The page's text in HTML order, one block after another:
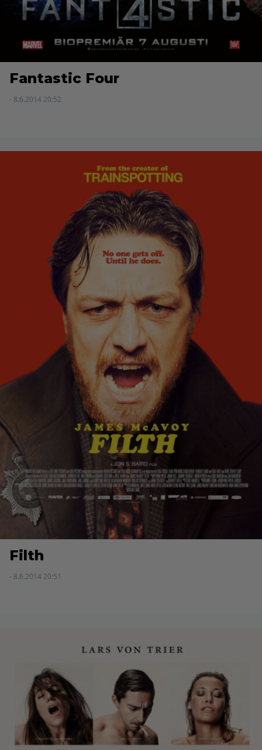
Fantastic Four
- 8.6.2014 20:52
Filth
- 8.6.2014 20:51